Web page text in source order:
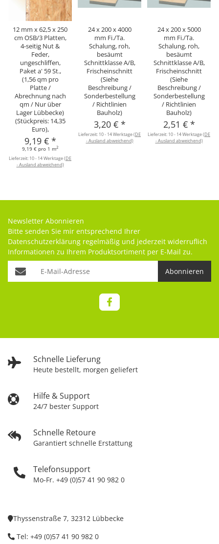
12 mm x 62,5 x 250
cm OSB/3 Platten,
4-seitig Nut &
Feder,
ungeschliffen,
Paket a' 59 St.,
(1,56 qm pro
Platte /
Abrechnung nach
qm / Nur über
Lager Lübbecke)
(Stückpreis: 14,35
Euro),
9,19 € *
9,19 € pro 1 m2
Lieferzeit: 10 - 14 Werktage(DE
- Ausland abweichend)
24 x 200 x 4000
mm Fi./Ta.
Schalung, roh,
besäumt
Schnittklasse A/B,
Frischeinschnitt
(Siehe
Beschreibung /
Sonderbestellung
/ Richtlinien
Bauholz)
3,20 € *
Lieferzeit: 10 - 14 Werktage(DE
- Ausland abweichend)
24 x 200 x 5000
mm Fi./Ta.
Schalung, roh,
besäumt
Schnittklasse A/B,
Frischeinschnitt
(Siehe
Beschreibung /
Sonderbestellung
/ Richtlinien
Bauholz)
2,51 € *
Lieferzeit: 10 - 14 Werktage(DE
- Ausland abweichend)
Schnelle Lieferung
Heute bestellt, morgen geliefert
Hilfe & Support
24/7 bester Support
Schnelle Retoure
Garantiert schnelle Erstattung
Telefonsupport
Mo-Fr. +49 (0)57 41 90 982 0
Newsletter Abonnieren
Bitte senden Sie mir entsprechend Ihrer
Datenschutzerklärung regelmäßig und jederzeit widerruflich
Informationen zu Ihrem Produktsortiment per E-Mail zu.
Abonnieren
Thyssenstraße 7, 32312 Lübbecke
Tel: +49 (0)57 41 90 982 0